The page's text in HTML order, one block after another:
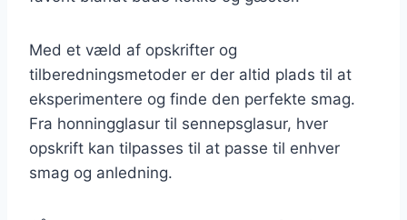
Med et væld af opskrifter og
tilberedningsmetoder er der altid plads til at
eksperimentere og finde den perfekte smag.
Fra honningglasur til sennepsglasur, hver
opskrift kan tilpasses til at passe til enhver
smag og anledning.